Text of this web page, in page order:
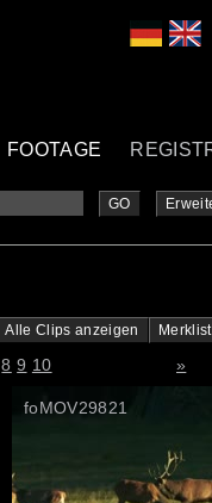
FOOTAGE
GO
Alle Clips anzeigen
8 9 10 »
foMOV29821